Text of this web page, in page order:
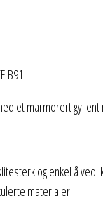
B91
et marmorert
og enkel å
materialer.